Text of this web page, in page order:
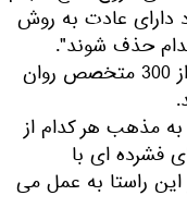
دارای عادت به روش
حذف شوند".
به گفته زولوتوف، در حال حاضر بیش از 300 متخصص روان
به مذهب هر کدام از
فشرده ای با
راستا به عمل می